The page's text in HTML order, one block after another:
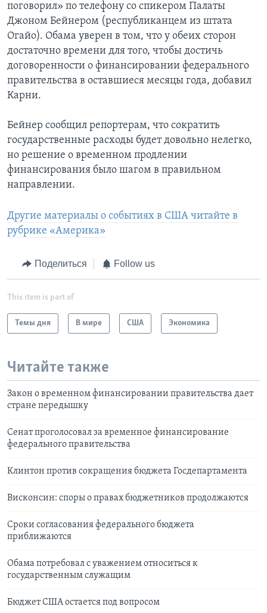
поговорил» по телефону со спикером Палаты
Джоном Бейнером (республиканцем из штата
Огайо). Обама уверен в том, что у обеих сторон
достаточно времени для того, чтобы достичь
договоренности о финансировании федерального
правительства в оставшиеся месяцы года, добавил
Карни.
Бейнер сообщил репортерам, что сократить
государственные расходы будет довольно нелегко,
но решение о временном продлении
финансирования было шагом в правильном
направлении.
Другие материалы о событиях в США читайте в
рубрике «Америка»
Поделиться Follow us
This item is part of
Темы дня В мире США Экономика
Читайте также
Закон о временном финансировании правительства дает
стране передышку
Сенат проголосовал за временное финансирование
федерального правительства
Клинтон против сокращения бюджета Госдепартамента
Висконсин: споры о правах бюджетников продолжаются
Сроки согласования федерального бюджета
приближаются
Обама потребовал с уважением относиться к
государственным служащим
Бюджет США остается под вопросом